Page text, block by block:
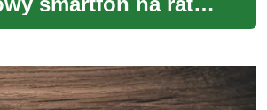
wpłaty
Omówię
ratalne,...